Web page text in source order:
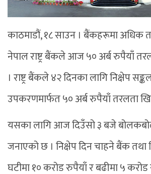
काठमाडौं, १८ साउन । बैंकहरूमा अधिक
नेपाल राष्ट्र बैंकले आज ५० अर्ब रुपैयाँ
। राष्ट्र बैंकले ४२ दिनका लागि निक्षेप
उपकरणमार्फत ५० अर्ब रुपैयाँ तरलता
यसका लागि आज दिउँसो ३ बजे
जनाएको छ । निक्षेप दिन चाहने बैंक तथा
घटीमा १० करोड रुपैयाँ र बढीमा ५